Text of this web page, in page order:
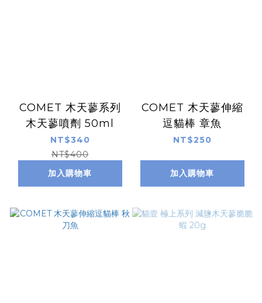
COMET 木天蓼系列
木天蓼噴劑 50ml
NT$340
NT$400
加入購物車
COMET 木天蓼伸縮
逗貓棒 章魚
NT$250
加入購物車